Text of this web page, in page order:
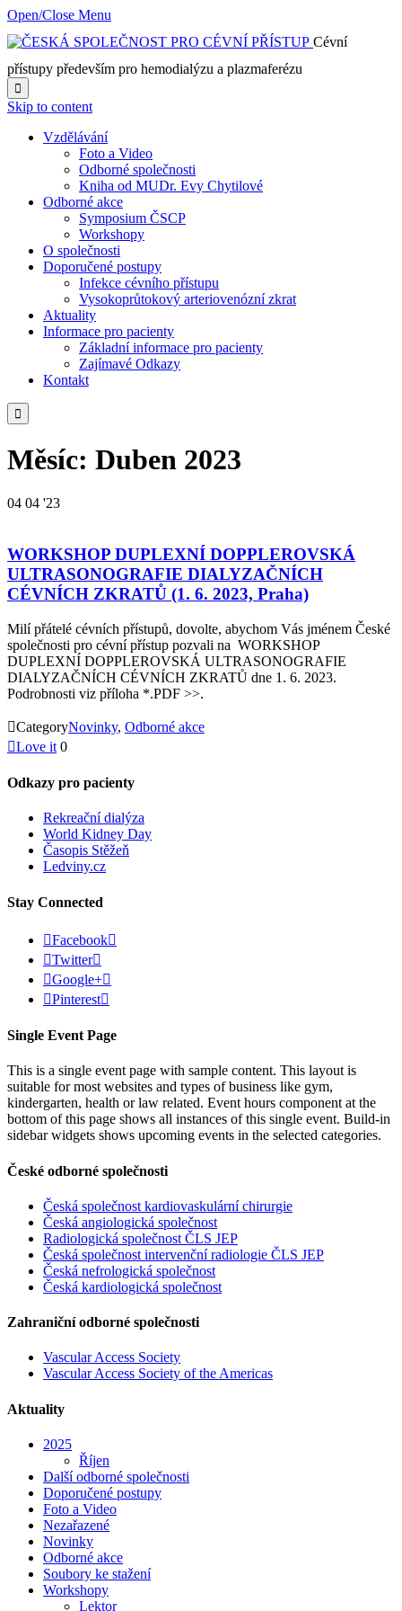
Open/Close Menu
Cévní
přístupy především pro hemodialýzu a plazmaferézu

Skip to content
Vzdělávání
Foto a Video
Odborné společnosti
Kniha od MUDr. Evy Chytilové
Odborné akce
Symposium ČSCP
Workshopy
O společnosti
Doporučené postupy
Infekce cévního přístupu
Vysokoprůtokový arteriovenózní zkrat
Aktuality
Informace pro pacienty
Základní informace pro pacienty
Zajímavé Odkazy
Kontakt

Měsíc: Duben 2023
04 04 '23
WORKSHOP DUPLEXNÍ DOPPLEROVSKÁ
ULTRASONOGRAFIE DIALYZAČNÍCH
CÉVNÍCH ZKRATŮ (1. 6. 2023, Praha)
Milí přátelé cévních přístupů, dovolte, abychom Vás jménem České
společnosti pro cévní přístup pozvali na WORKSHOP
DUPLEXNÍ DOPPLEROVSKÁ ULTRASONOGRAFIE
DIALYZAČNÍCH CÉVNÍCH ZKRATŮ dne 1. 6. 2023.
Podrobnosti viz příloha *.PDF >>.
CategoryNovinky, Odborné akce
Love it 0
Odkazy pro pacienty
Rekreační dialýza
World Kidney Day
Časopis Stěžeň
Ledviny.cz
Stay Connected
Facebook
Twitter
Google+
Pinterest
Single Event Page
This is a single event page with sample content. This layout is
suitable for most websites and types of business like gym,
kindergarten, health or law related. Event hours component at the
bottom of this page shows all instances of this single event. Build-in
sidebar widgets shows upcoming events in the selected categories.
České odborné společnosti
Česká společnost kardiovaskulární chirurgie
Česká angiologická společnost
Radiologická společnost ČLS JEP
Česká společnost intervenční radiologie ČLS JEP
Česká nefrologická společnost
Česká kardiologická společnost
Zahraniční odborné společnosti
Vascular Access Society
Vascular Access Society of the Americas
Aktuality
2025
Říjen
Další odborné společnosti
Doporučené postupy
Foto a Video
Nezařazené
Novinky
Odborné akce
Soubory ke stažení
Workshopy
Lektor